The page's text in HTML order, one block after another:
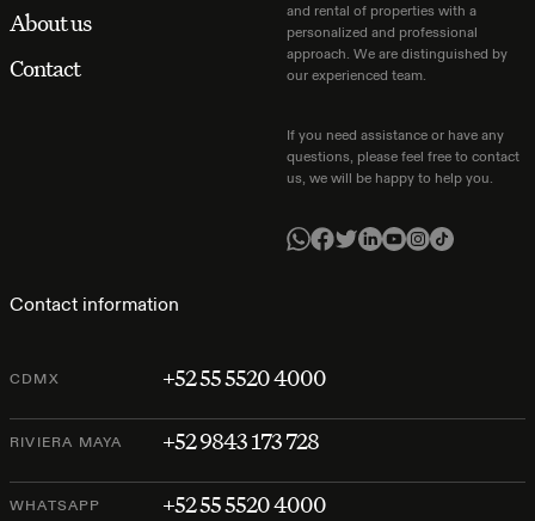
About us
Contact
Contact information
CDMX +52 55 5520 4000
RIVIERA MAYA +52 9843 173 728
WHATSAPP +52 55 5520 4000
and rental of properties with a
personalized and professional
approach. We are distinguished by
our experienced team.
If you need assistance or have any
questions, please feel free to contact
us, we will be happy to help you.